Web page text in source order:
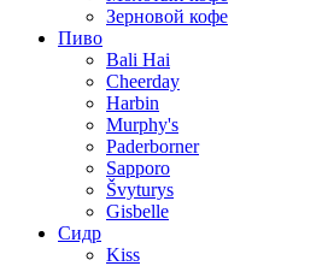
Зерновой кофе
Пиво
Bali Hai
Cheerday
Harbin
Murphy's
Paderborner
Sapporo
Švyturys
Gisbelle
Сидр
Kiss